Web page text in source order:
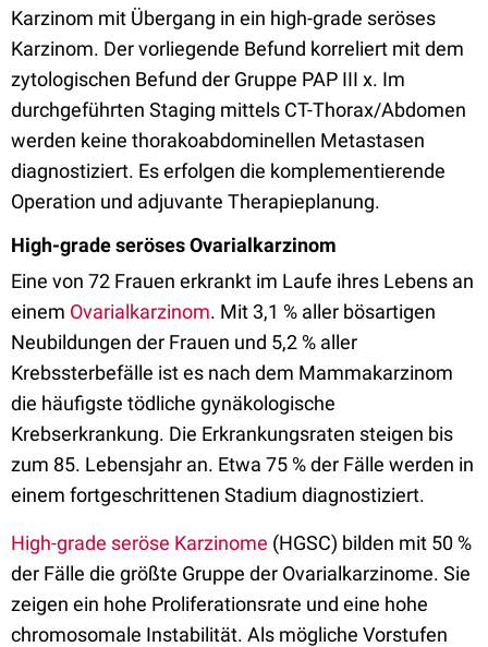
Karzinom mit Übergang in ein high-grade seröses
Karzinom. Der vorliegende Befund korreliert mit dem
zytologischen Befund der Gruppe PAP III x. Im
durchgeführten Staging mittels CT-Thorax/Abdomen
werden keine thorakoabdominellen Metastasen
diagnostiziert. Es erfolgen die komplementierende
Operation und adjuvante Therapieplanung.
High-grade seröses Ovarialkarzinom
Eine von 72 Frauen erkrankt im Laufe ihres Lebens an
einem Ovarialkarzinom. Mit 3,1 % aller bösartigen
Neubildungen der Frauen und 5,2 % aller
Krebssterbefälle ist es nach dem Mammakarzinom
die häufigste tödliche gynäkologische
Krebserkrankung. Die Erkrankungsraten steigen bis
zum 85. Lebensjahr an. Etwa 75 % der Fälle werden in
einem fortgeschrittenen Stadium diagnostiziert.
High-grade seröse Karzinome (HGSC) bilden mit 50 %
der Fälle die größte Gruppe der Ovarialkarzinome. Sie
zeigen ein hohe Proliferationsrate und eine hohe
chromosomale Instabilität. Als mögliche Vorstufen